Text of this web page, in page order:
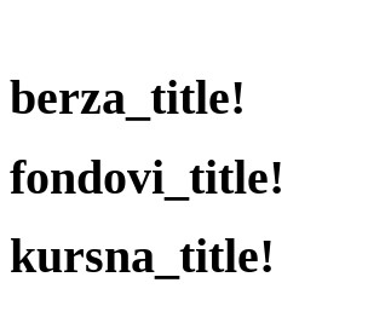
berza_title!
fondovi_title!
kursna_title!